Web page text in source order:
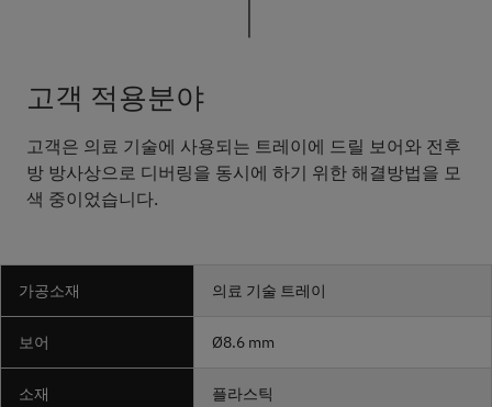
고객 적용분야
고객은 의료 기술에 사용되는 트레이에 드릴 보어와 전후
방 방사상으로 디버링을 동시에 하기 위한 해결방법을 모
색 중이었습니다.
가공소재 의료 기술 트레이
보어 Ø8.6 mm
소재 플라스틱